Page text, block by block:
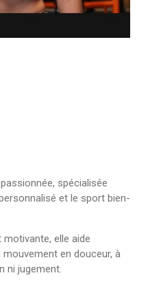
spécialisée
et le sport bien-
motivante, elle aide
en douceur, à
ni jugement.